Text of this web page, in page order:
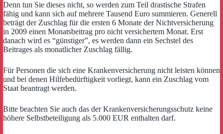
Denn tun Sie dieses nicht, so werden zum Teil drastische Strafen
fähig und kann sich auf mehrere Tausend Euro summieren. Generell
beträgt der Zuschlag für die ersten 6 Monate der Nichtversicherung
in 2009 einen Monatsbeitrag pro nicht versichertem Monat. Erst
danach wird es “günstiger”, es werden dann ein Sechstel des
Beitrages als monatlicher Zuschlag fällig.
Für Personen die sich eine Krankenversicherung nicht leisten können
und bei denen Hilfebedürftigkeit vorliegt, kann ein Zuschlag vom
Staat beantragt werden.
Bitte beachten Sie auch das der Krankenversicherungsschutz keine
höhere Selbstbeteiligung als 5.000 EUR enthalten darf.